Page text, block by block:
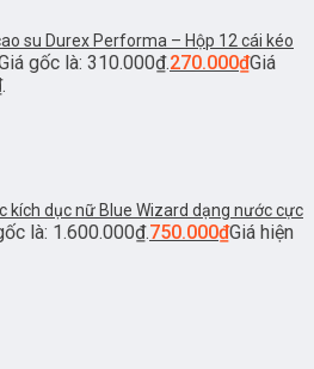
su Durex Performa – Hộp 12 cái kéo
gốc là: 310.000₫.270.000₫Giá
kích dục nữ Blue Wizard dạng nước cực
là: 1.600.000₫.750.000₫Giá hiện